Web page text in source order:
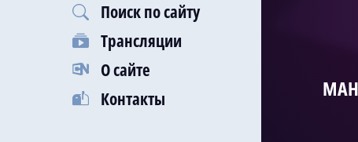
Поиск по сайту
Трансляции
О сайте
Контакты